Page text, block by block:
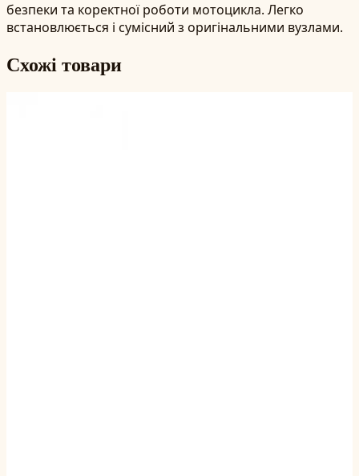
безпеки та коректної роботи мотоцикла. Легко
встановлюється і сумісний з оригінальними вузлами.
Схожі товари